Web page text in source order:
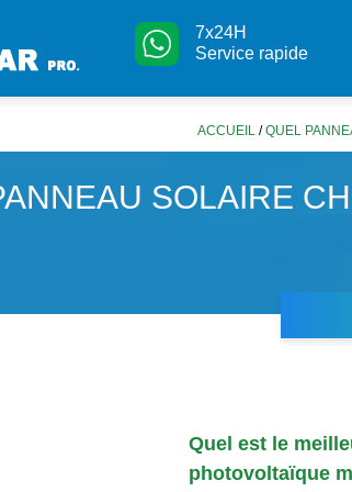
7x24H
Service rapide
ACCUEIL /QUEL
SOLAIRE
Quel est le
photovoltaïque